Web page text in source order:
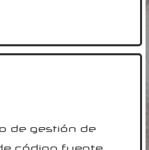
de gestión de